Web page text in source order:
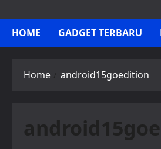
HOME GADGET TERBARU
Home android15goedition